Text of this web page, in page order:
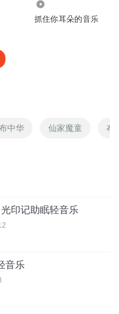
抓住你耳朵的音乐
中华 仙家魔童 布
印记助眠轻音乐
音乐